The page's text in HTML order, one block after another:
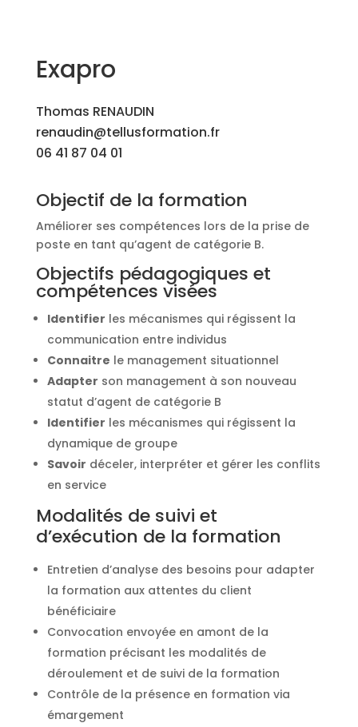
Exapro
Thomas RENAUDIN
renaudin@tellusformation.fr
06 41 87 04 01
Objectif de la formation
Améliorer ses compétences lors de la prise de
poste en tant qu’agent de catégorie B.
Objectifs pédagogiques et
compétences visées
Identifier les mécanismes qui régissent la
communication entre individus
Connaitre le management situationnel
Adapter son management à son nouveau
statut d’agent de catégorie B
Identifier les mécanismes qui régissent la
dynamique de groupe
Savoir déceler, interpréter et gérer les conflits
en service
Modalités de suivi et
d’exécution de la formation
Entretien d’analyse des besoins pour adapter
la formation aux attentes du client
bénéficiaire
Convocation envoyée en amont de la
formation précisant les modalités de
déroulement et de suivi de la formation
Contrôle de la présence en formation via
émargement